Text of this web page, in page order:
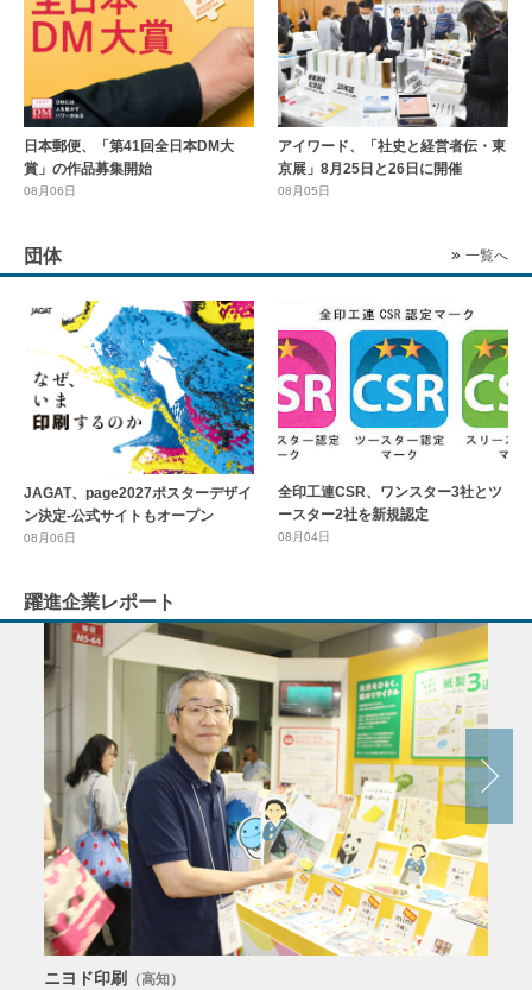
日本郵便、「第41回全日本DM大
賞」の作品募集開始
08月06日
アイワード、「社史と経営者伝・東
京展」8月25日と26日に開催
08月05日
団体 一覧へ
JAGAT、page2027ポスターデザイ
ン決定-公式サイトもオープン
08月06日
全印工連CSR、ワンスター3社とツ
ースター2社を新規認定
08月04日
躍進企業レポート
ニヨド印刷 （高知）